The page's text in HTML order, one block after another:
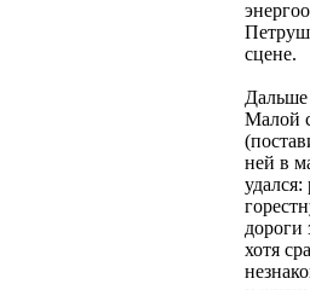
сцене.
Дальше
Малой
ней в
дороги
хотя